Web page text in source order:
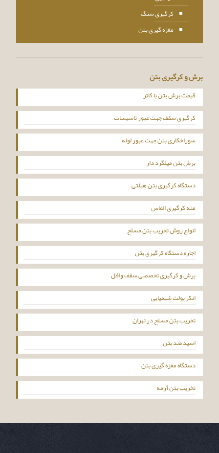
کرگیری سنگ
مغزه گیری بتن
برش و کرگیری بتن
قیمت برش بتن با کاتر
کرگیری سقف جهت عبور تاسیسات
سوراخکاری بتن جهت عبور لوله
برش بتن میلگرد دار
دستگاه کرگیری بتن هیلتی
مته کرگیری الماس
انواع روش تخریب بتن مسلح
اجاره دستگاه کرگیری بتن
برش و کرگیری تخصصی سقف وافل
انکر بولت شیمیایی
تخریب بتن مسلح در تهران
اسید ضد بتن
دستگاه مغزه گیری بتن
تخریب بتن آرمه